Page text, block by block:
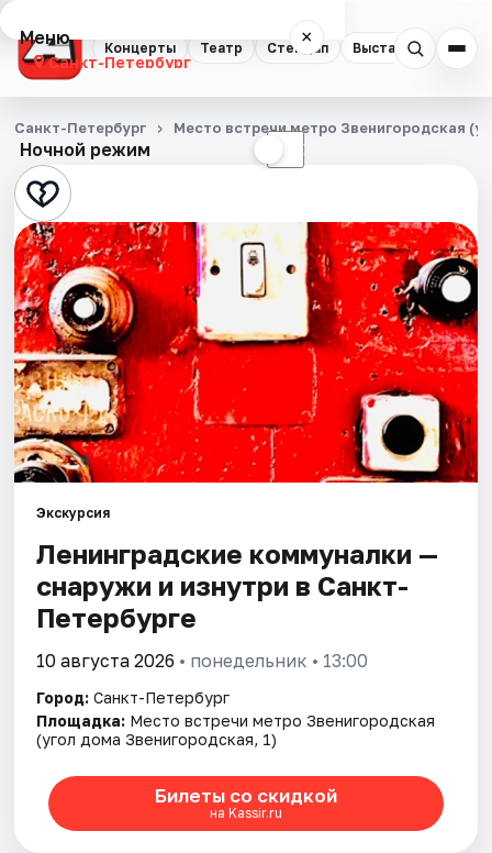
Концерты Театр Стендап Выставки
Меню ×
Санкт-Петербург
Концерты
Театр
Стендап
Выставки
Квесты
Экскурсии
Спорт
События
Города
Площадки
Артисты
Рейтинги
Ночной режим ☾
Санкт-Петербург Место встречи метро Звенигородская
Экскурсия
Ленинградские коммуналки —
снаружи и изнутри в Санкт-
Петербурге
10 августа 2026 • понедельник • 13:00
Город: Санкт-Петербург
Площадка: Место встречи метро Звенигородская
(угол дома Звенигородская, 1)
Билеты со скидкой
на Kassir.ru